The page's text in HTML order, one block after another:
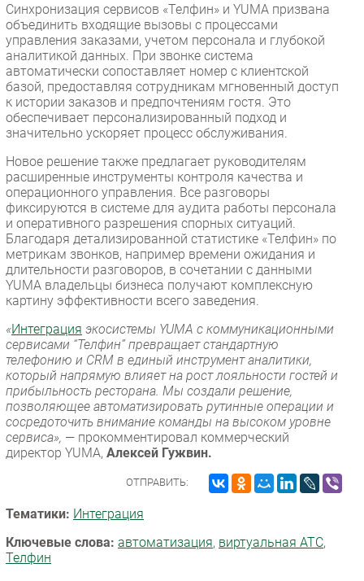
Аналитика
Интервью
Мероприятия
Проекты
IT класс
Тестовый стенд
Синхронизация сервисов «Телфин» и YUMA призвана
объединить входящие вызовы с процессами
управления заказами, учетом персонала и глубокой
аналитикой данных. При звонке система
автоматически сопоставляет номер с клиентской
базой, предоставляя сотрудникам мгновенный доступ
к истории заказов и предпочтениям гостя. Это
обеспечивает персонализированный подход и
значительно ускоряет процесс обслуживания.
Новое решение также предлагает руководителям
расширенные инструменты контроля качества и
операционного управления. Все разговоры
фиксируются в системе для аудита работы персонала
и оперативного разрешения спорных ситуаций.
Благодаря детализированной статистике «Телфин» по
метрикам звонков, например времени ожидания и
длительности разговоров, в сочетании с данными
YUMA владельцы бизнеса получают комплексную
картину эффективности всего заведения.
«Интеграция экосистемы YUMA с коммуникационными
сервисами “Телфин” превращает стандартную
телефонию и CRM в единый инструмент аналитики,
который напрямую влияет на рост лояльности гостей и
прибыльность ресторана. Мы создали решение,
позволяющее автоматизировать рутинные операции и
сосредоточить внимание команды на высоком уровне
сервиса», — прокомментировал коммерческий
директор YUMA, Алексей Гужвин.
ОТПРАВИТЬ:
Тематики: Интеграция
Ключевые слова: автоматизация, виртуальная АТС,
Телфин